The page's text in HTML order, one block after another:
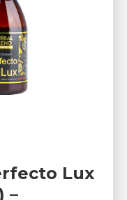
Lux
–